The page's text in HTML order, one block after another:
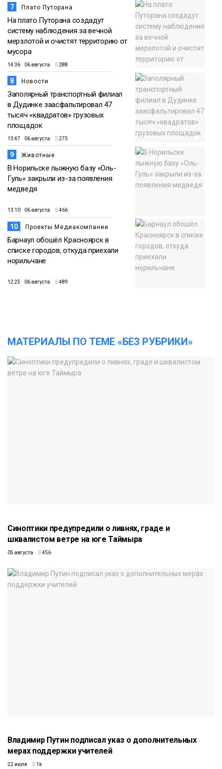
7 Плато Путорана
На плато Путорана создадут
систему наблюдения за вечной
мерзлотой и очистят территорию от
мусора
14:36 06 августа 288
8 Новости
Заполярный транспортный филиал
в Дудинке заасфальтировал 47
тысяч «квадратов» грузовых
площадок
13:47 06 августа 275
9 Животные
В Норильске лыжную базу «Оль-
Гуль» закрыли из-за появления
медведя
13:10 06 августа 466
10 Проекты Медиакомпании
Барнаул обошёл Красноярск в
списке городов, откуда приехали
норильчане
12:25 06 августа 489
МАТЕРИАЛЫ ПО ТЕМЕ «БЕЗ РУБРИКИ»
Синоптики предупредили о ливнях, граде и
шквалистом ветре на юге Таймыра
05 августа 456
Владимир Путин подписал указ о дополнительных
мерах поддержки учителей
22 июля 1k